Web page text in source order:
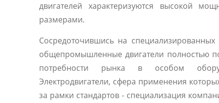
двигателей характеризуются высокой
размерами.
Сосредоточившись на специализированных
общепромышленные двигатели полностью
потребности рынка в особом
Электродвигатели, сфера применения
за рамки стандартов - специализация